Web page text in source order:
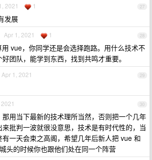
27
2021 1
发展
28
Apr 1, 2021 1
用 vue，你同学还是会选择跑路。用什么技术不
团队，能学到东西，找到共鸣才重要。
29
Apr 1, 2021
30
用当下最新的技术理所当然，否则把一个几年
批判一波就很没意思，技术是有时代性的，当
一天会束之高阁，希望几年后新人把 vue 和
头的时候你也跟他们处在同一个阵营